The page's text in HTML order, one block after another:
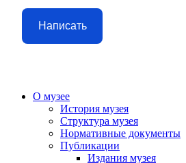
Написать
О музее
История музея
Структура музея
Нормативные документы
Публикации
Издания музея